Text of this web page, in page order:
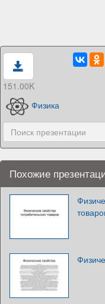
151.00K
Физика
Похожие